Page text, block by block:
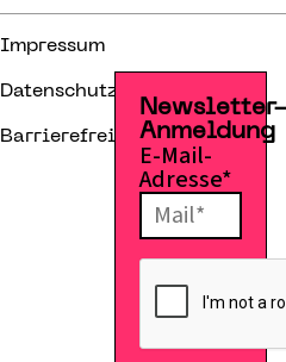
Impressum
Datenschutzerklärung
Barrierefreiheitserklärung
Anmeldung
E-Mail-
Adresse*